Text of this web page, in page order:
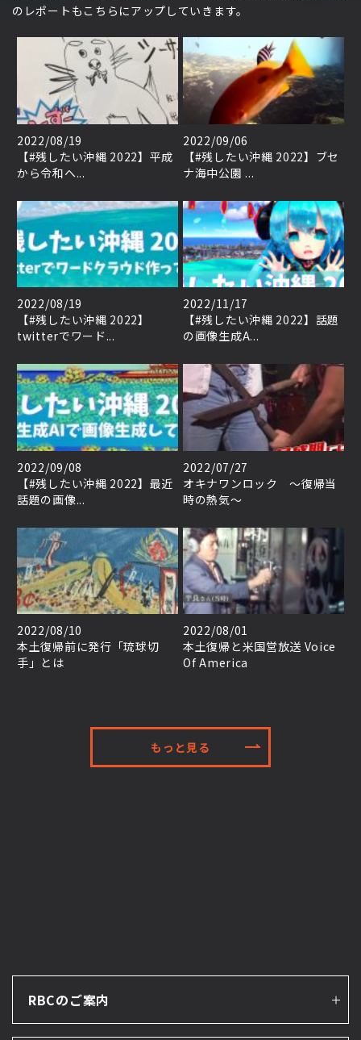
のレポートもこちらにアップしていきます。
2022/08/19
【#残したい沖縄 2022】平成
から令和へ...
2022/09/06
【#残したい沖縄 2022】ブセ
ナ海中公園 ...
2022/08/19
【#残したい沖縄 2022】
twitterでワード...
2022/11/17
【#残したい沖縄 2022】話題
の画像生成A...
2022/09/08
【#残したい沖縄 2022】最近
話題の画像...
2022/07/27
オキナワンロック ～復帰当
時の熱気～
2022/08/10
本土復帰前に発行「琉球切
手」とは
2022/08/01
本土復帰と米国営放送 Voice
Of America
もっと見る
RBCのご案内